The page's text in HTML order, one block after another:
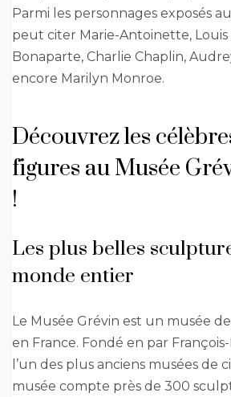
Parmi les personnages exposés
peut citer Marie-Antoinette, Louis
Bonaparte, Charlie Chaplin,
encore Marilyn Monroe.
Découvrez les
figures au Musée
!
Les plus belles
monde entier
Le Musée Grévin est un musée
en France. Fondé en par
l’un des plus anciens musées de
musée compte près de 300